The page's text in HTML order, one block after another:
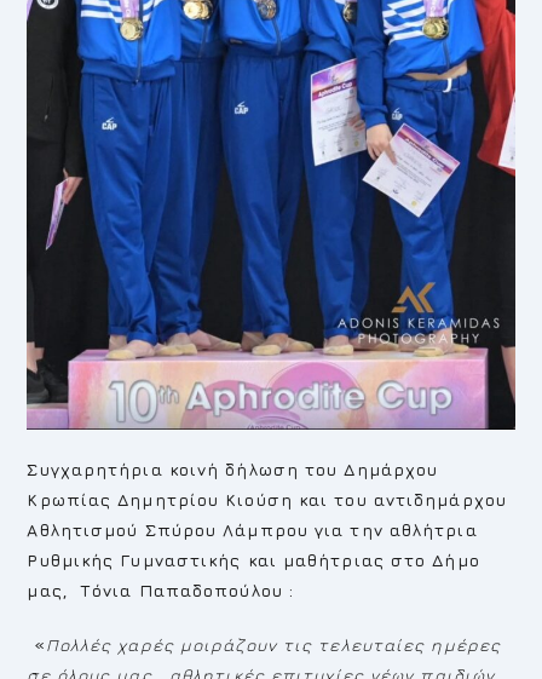
Συγχαρητήρια κοινή δήλωση του Δημάρχου
Κρωπίας Δημητρίου Κιούση και του αντιδημάρχου
Αθλητισμού Σπύρου Λάμπρου για την αθλήτρια
Ρυθμικής Γυμναστικής και μαθήτριας στο Δήμο
μας, Τόνια Παπαδοπούλου :
«Πολλές χαρές μοιράζουν τις τελευταίες ημέρες
σε όλους μας, αθλητικές επιτυχίες νέων παιδιών